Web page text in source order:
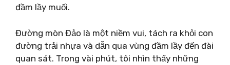
đầm lầy muối.
Đường mòn Đảo là một niềm vui, tách ra khỏi con
đường trải nhựa và dẫn qua vùng đầm lầy đến đài
quan sát. Trong vài phút, tôi nhìn thấy những